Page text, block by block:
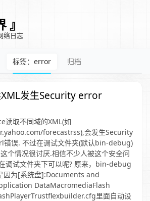
』
络日志
标签：error 归档
发生Security error
读取不同域的XML(如
forecastrss),会发生Security
误. 不过在调试文件夹(默认bin-debug)
个情况很讨厌.相信不少人被这个安全问
调试文件夹下可以呢? 原来，bin-debug
因为[系统盘]:Documents and
DataMacromediaFlash
里面自动设